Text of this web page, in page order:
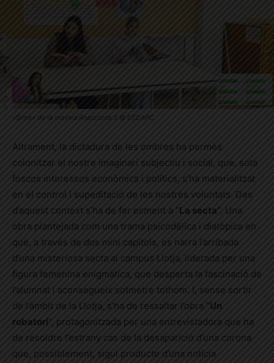
«Sims» de la mostra Reacciona 3 © ESDAPC
Altrament, la dictadura de les ombres ha permès
colonitzar el nostre imaginari subjectiu i social, que, sota
foscos interessos econòmics i polítics, s’ha materialitzat
en el control i supeditació de les nostres voluntats. Des
d’aquest context s’ha de fer esment a “ La secta”. Una
obra plantejada com una trama psicodèlica i diatòpica en
què, a través de dos mini capítols, es narra l’arribada
d’una misteriosa secta al campus Llotja, liderada per una
figura femenina enigmàtica, que desperta la fascinació de
l’alumnat i aconsegueix sotmetre tothom. I, sense sortir
de l’àmbit de la Llotja, s’ha de ressaltar l’obra “ Un
robatori ”, protagonitzada per una entrevistadora que ha
de resoldre l’estrany cas de la desaparició d’una corona
que, possiblement, sigui producte d’una notícia